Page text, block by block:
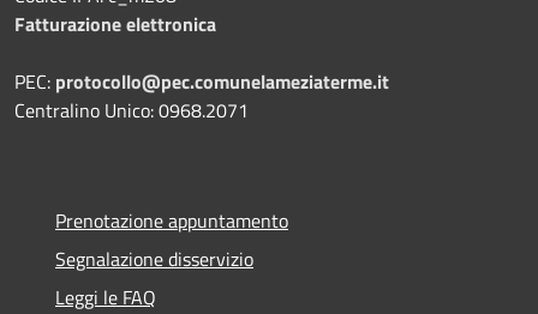
Fatturazione elettronica
PEC: protocollo@pec.comunelameziaterme.it
Centralino Unico: 0968.2071
Prenotazione appuntamento
Segnalazione disservizio
Leggi le FAQ